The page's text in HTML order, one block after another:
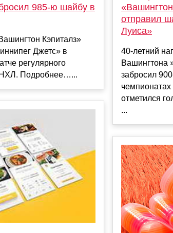
985‑ю шайбу в
Кэпиталз»
Джетс» в
регулярного
Подробнее…...
отправил
Луиса»
40-летний
Вашингтона
забросил
отметился
...